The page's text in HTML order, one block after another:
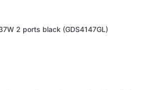
2 ports black (GDS4147GL)